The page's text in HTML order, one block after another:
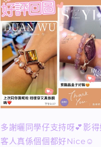
多謝曬同學仔支持呀💕影
客人真係個個都好Nice☺️